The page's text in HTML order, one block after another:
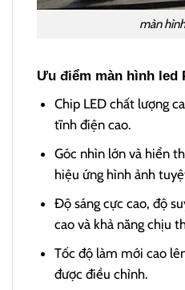
màn
Ưu điểm màn hình led
Chip LED chất lượng
tĩnh điện cao.
Góc nhìn lớn và hiển
hiệu ứng hình ảnh
Độ sáng cực cao, độ
cao và khả năng chịu
Tốc độ làm mới cao
được điều chỉnh.